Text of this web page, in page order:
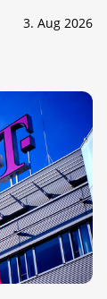
3. Aug 2026